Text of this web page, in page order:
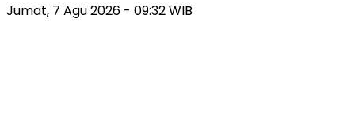
Jumat, 7 Agu 2026 - 09:32 WIB